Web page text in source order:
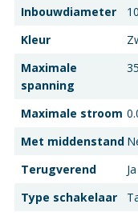
Inbouwdiameter
Kleur
Maximale
spanning
Maximale stroom
Met middenstand
Terugverend
Ja
Type schakelaar